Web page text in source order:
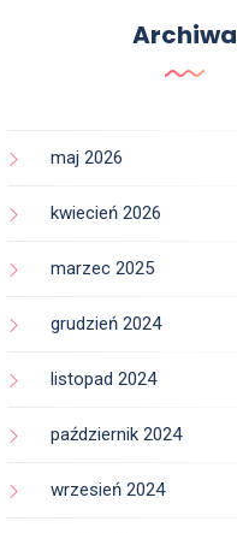
Archiwa
maj 2026
kwiecień 2026
marzec 2025
grudzień 2024
listopad 2024
październik 2024
wrzesień 2024